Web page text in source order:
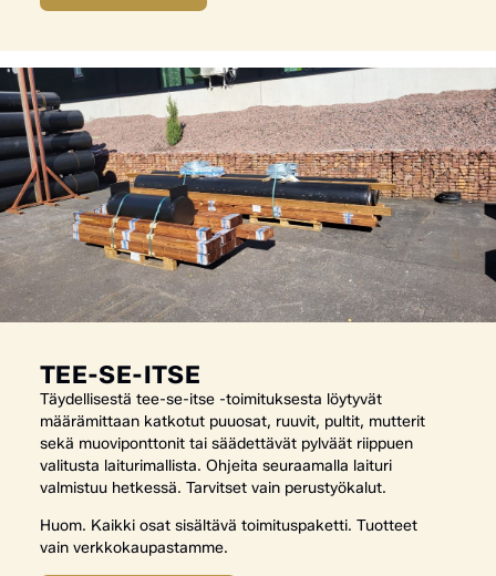
TEE-SE-ITSE
Täydellisestä tee-se-itse -toimituksesta löytyvät
määrämittaan katkotut puuosat, ruuvit, pultit, mutterit
sekä muoviponttonit tai säädettävät pylväät riippuen
valitusta laiturimallista. Ohjeita seuraamalla laituri
valmistuu hetkessä. Tarvitset vain perustyökalut.
Huom. Kaikki osat sisältävä toimituspaketti. Tuotteet
vain verkkokaupastamme.